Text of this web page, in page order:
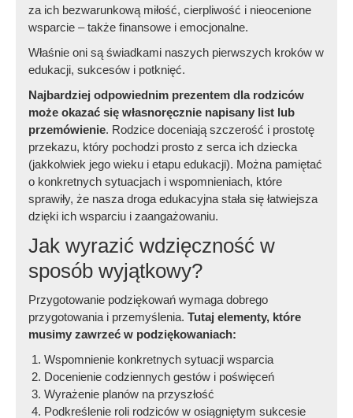
za ich bezwarunkową miłość, cierpliwość i nieocenione
wsparcie – także finansowe i emocjonalne.
Właśnie oni są świadkami naszych pierwszych kroków w
edukacji, sukcesów i potknięć.
Najbardziej odpowiednim prezentem dla rodziców
może okazać się własnoręcznie napisany list lub
przemówienie. Rodzice doceniają szczerość i prostotę
przekazu, który pochodzi prosto z serca ich dziecka
(jakkolwiek jego wieku i etapu edukacji). Można pamiętać
o konkretnych sytuacjach i wspomnieniach, które
sprawiły, że nasza droga edukacyjna stała się łatwiejsza
dzięki ich wsparciu i zaangażowaniu.
Jak wyrazić wdzięczność w
sposób wyjątkowy?
Przygotowanie podziękowań wymaga dobrego
przygotowania i przemyślenia.Tutaj elementy, które
musimy zawrzeć w podziękowaniach:
Wspomnienie konkretnych sytuacji wsparcia
Docenienie codziennych gestów i poświęceń
Wyrażenie planów na przyszłość
Podkreślenie roli rodziców w osiągniętym sukcesie